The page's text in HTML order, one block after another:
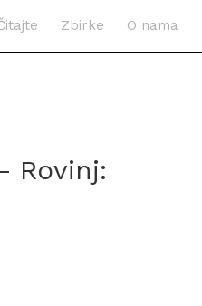
Zbirke O nama
Rovinj: